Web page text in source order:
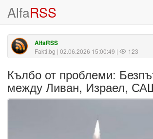
AlfaRSS
AlfaRSS
Fakti.bg | 02.06.2026 15:00:49 | 123
Кълбо от проблеми:
между Ливан, Израел,